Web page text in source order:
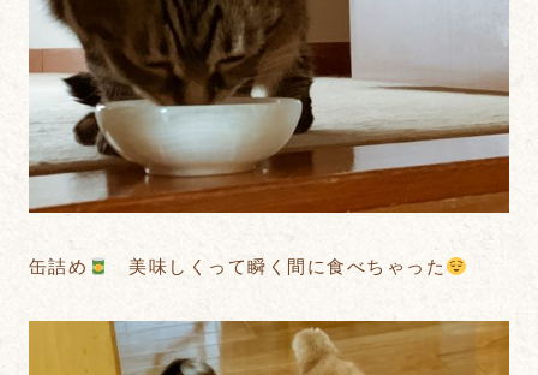
缶詰め 美味しくって瞬く間に食べちゃった